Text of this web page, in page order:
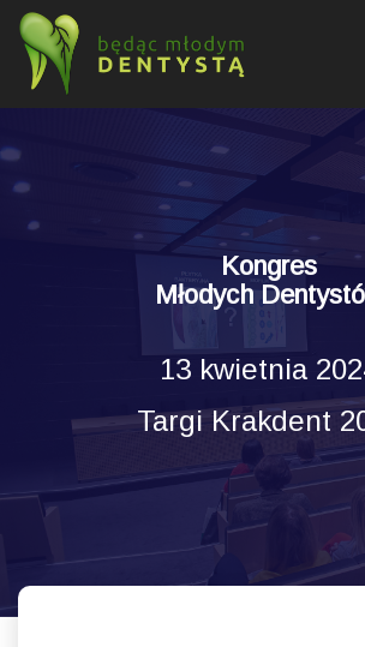
Kongres
Młodych
13 kwietnia
Targi Krakdent